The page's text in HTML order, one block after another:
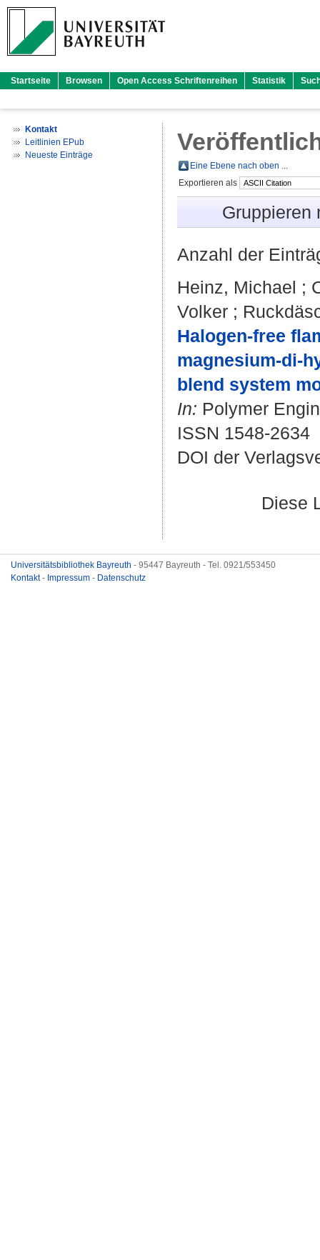
Startseite Browsen Open Access Schriftenreihen Statistik
Kontakt
Leitlinien EPub
Neueste Einträge
Eine Ebene nach oben ...
Exportieren als
Anzahl der
Heinz, Michael ;
Volker ;
Halogen-free
magnesium-di-
blend system
In: Polymer
ISSN 1548-2634
DOI der
Diese
Universitätsbibliothek Bayreuth - 95447 Bayreuth - Tel. 0921/553450
Kontakt- Impressum - Datenschutz